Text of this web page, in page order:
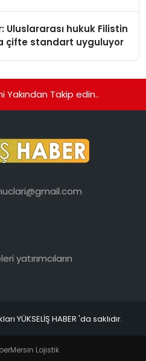
Uluslararası hukuk Filistin
çifte standart uyguluyor
Yakından Takip edin..
yatırımcıların
YÜKSELİŞ HABER 'da saklıdır.
Mersin Lojistik